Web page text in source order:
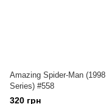
Amazing Spider-Man (1998
Series) #558
320 грн